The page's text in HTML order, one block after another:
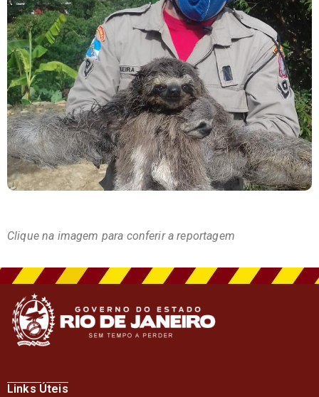
Clique na imagem para conferir a reportagem
Links Úteis